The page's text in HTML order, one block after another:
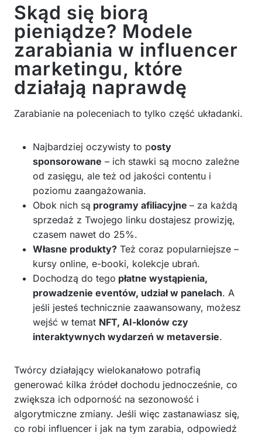
Skąd się biorą
pieniądze? Modele
zarabiania w influencer
marketingu, które
działają naprawdę
Zarabianie na poleceniach to tylko część układanki.
Najbardziej oczywisty to posty
sponsorowane – ich stawki są mocno zależne
od zasięgu, ale też od jakości contentu i
poziomu zaangażowania.
Obok nich są programy afiliacyjne – za każdą
sprzedaż z Twojego linku dostajesz prowizję,
czasem nawet do 25%.
Własne produkty? Też coraz popularniejsze –
kursy online, e-booki, kolekcje ubrań.
Dochodzą do tego płatne wystąpienia,
prowadzenie eventów, udział w panelach. A
jeśli jesteś technicznie zaawansowany, możesz
wejść w temat NFT, AI-klonów czy
interaktywnych wydarzeń w metaversie.
Twórcy działający wielokanałowo potrafią
generować kilka źródeł dochodu jednocześnie, co
zwiększa ich odporność na sezonowość i
algorytmiczne zmiany. Jeśli więc zastanawiasz się,
co robi influencer i jak na tym zarabia, odpowiedź